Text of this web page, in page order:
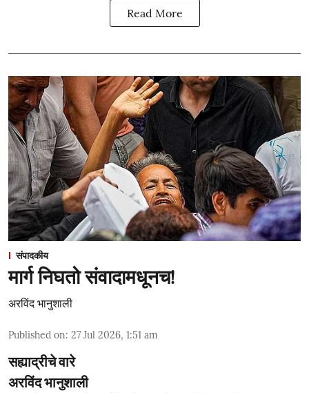
Read More
संपादकीय
मार्ग निघतो संवादामधूनच!
अरविंद भानुशाली
Published on: 27 Jul 2026, 1:51 am
सह्याद्रीचे वारे
अरविंद भानुशाली